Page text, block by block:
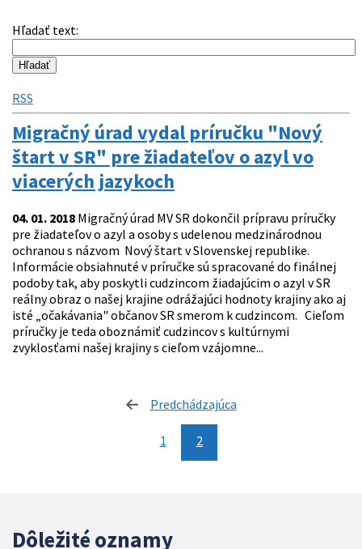
Hľadať text:
RSS
Migračný úrad vydal príručku "Nový
štart v SR" pre žiadateľov o azyl vo
viacerých jazykoch
04. 01. 2018 Migračný úrad MV SR dokončil prípravu príručky
pre žiadateľov o azyl a osoby s udelenou medzinárodnou
ochranou s názvom Nový štart v Slovenskej republike.
Informácie obsiahnuté v príručke sú spracované do finálnej
podoby tak, aby poskytli cudzincom žiadajúcim o azyl v SR
reálny obraz o našej krajine odrážajúci hodnoty krajiny ako aj
isté „očakávania" občanov SR smerom k cudzincom. Cieľom
príručky je teda oboznámiť cudzincov s kultúrnymi
zvyklosťami našej krajiny s cieľom vzájomne...
Predchádzajúca
1 2
Dôležité oznamy